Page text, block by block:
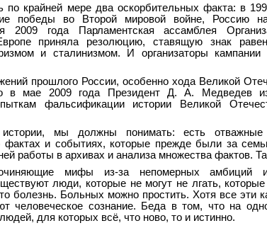
по крайней мере два оскорбительных факта: в
победы во Второй мировой войне, Россию
2009 года Парламентская ассамблея
приняла резолюцию, ставящую знак
и сталинизмом. И организаторы кампании
прошлого России, особенно хода Великой
в мае 2009 года Президент Д. А. Медведев
фальсификации истории Великой
мы должны понимать: есть отважные
и событиях, которые прежде были за
работы в архивах и анализа множества фактов.
мифы из-за непомерных амбиций
люди, которые не могут не лгать,
болезнь. Больных можно простить. Хотя все эти
человеческое сознание. Беда в том, что на
для которых всё, что ново, то и истинно.